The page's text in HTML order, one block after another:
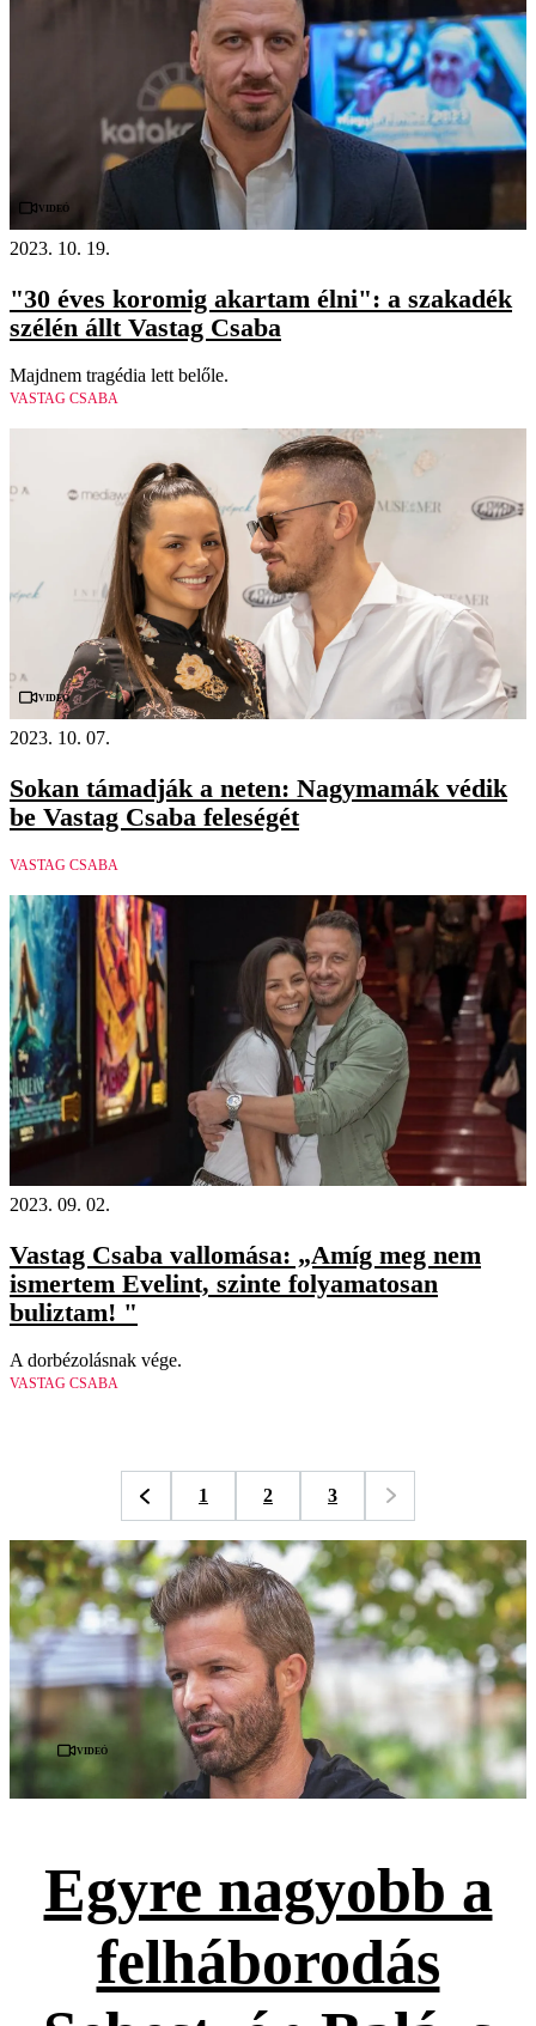
Videó
2023. 10. 19.
"30 éves koromig akartam élni": a szakadék
szélén állt Vastag Csaba
Majdnem tragédia lett belőle.
VASTAG CSABA
Videó
2023. 10. 07.
Sokan támadják a neten: Nagymamák védik
be Vastag Csaba feleségét
VASTAG CSABA
2023. 09. 02.
Vastag Csaba vallomása: „Amíg meg nem
ismertem Evelint, szinte folyamatosan
buliztam! "
A dorbézolásnak vége.
VASTAG CSABA
1 2 3
Videó
Egyre nagyobb a
felháborodás